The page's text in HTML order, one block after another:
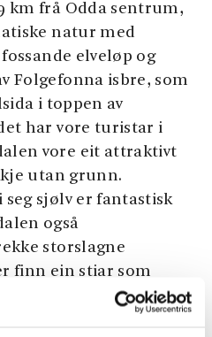
km frå Odda sentrum,
natur med
elveløp og
Folgefonna isbre, som
i toppen av
har vore turistar i
vore eit attraktivt
utan grunn.
sjølv er fantastisk
også
storslagne
finn ein stiar som
Reinanuten, samt stien